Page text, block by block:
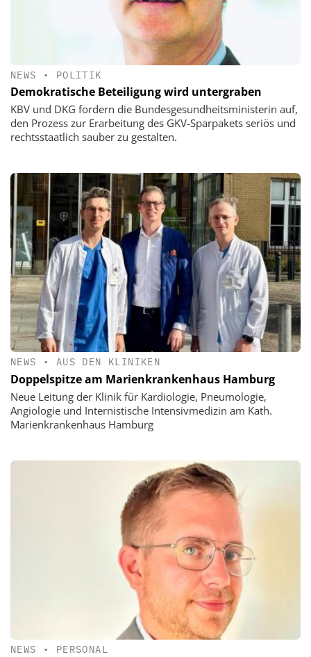
NEWS • POLITIK
Demokratische Beteiligung wird untergraben
KBV und DKG fordern die Bundesgesundheitsministerin auf,
den Prozess zur Erarbeitung des GKV-Sparpakets seriös und
rechtsstaatlich sauber zu gestalten.
NEWS • AUS DEN KLINIKEN
Doppelspitze am Marienkrankenhaus Hamburg
Neue Leitung der Klinik für Kardiologie, Pneumologie,
Angiologie und Internistische Intensivmedizin am Kath.
Marienkrankenhaus Hamburg
NEWS • PERSONAL